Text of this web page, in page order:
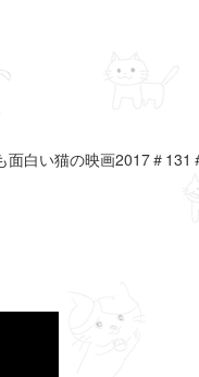
面白い猫の映画2017＃